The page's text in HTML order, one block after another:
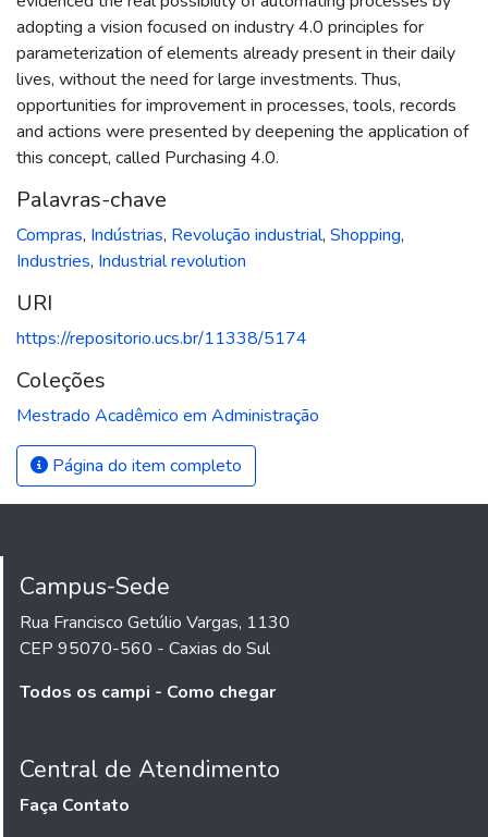
adopting a vision focused on industry 4.0 principles for
parameterization of elements already present in their daily
lives, without the need for large investments. Thus,
opportunities for improvement in processes, tools, records
and actions were presented by deepening the application of
this concept, called Purchasing 4.0.
Palavras-chave
Compras, Indústrias, Revolução industrial, Shopping,
Industries, Industrial revolution
URI
https://repositorio.ucs.br/11338/5174
Coleções
Mestrado Acadêmico em Administração
Página do item completo
Campus-Sede
Rua Francisco Getúlio Vargas, 1130
CEP 95070-560 - Caxias do Sul
Todos os campi - Como chegar
Central de Atendimento
Faça Contato